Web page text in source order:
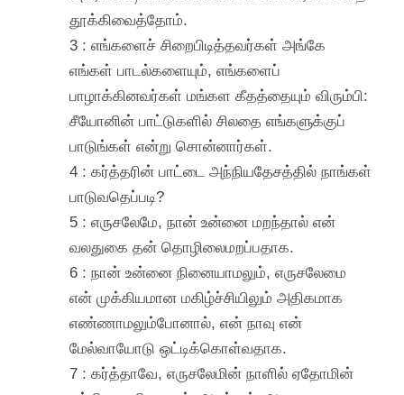
தூக்கிவைத்தோம்.
3 : எங்களைச் சிறைபிடித்தவர்கள் அங்கே
எங்கள் பாடல்களையும், எங்களைப்
பாழாக்கினவர்கள் மங்கள கீதத்தையும் விரும்பி:
சீயோனின் பாட்டுகளில் சிலதை எங்களுக்குப்
பாடுங்கள் என்று சொன்னார்கள்.
4 : கர்த்தரின் பாட்டை அந்நியதேசத்தில் நாங்கள்
பாடுவதெப்படி?
5 : எருசலேமே, நான் உன்னை மறந்தால் என்
வலதுகை தன் தொழிலைமறப்பதாக.
6 : நான் உன்னை நினையாமலும், எருசலேமை
என் முக்கியமான மகிழ்ச்சியிலும் அதிகமாக
எண்ணாமலும்போனால், என் நாவு என்
மேல்வாயோடு ஒட்டிக்கொள்வதாக.
7 : கர்த்தாவே, எருசலேமின் நாளில் ஏதோமின்